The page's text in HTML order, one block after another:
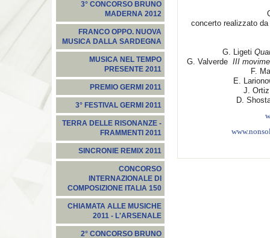
3° CONCORSO BRUNO
MADERNA 2012
FRANCO OPPO. NUOVA
MUSICA DALLA SARDEGNA
MUSICA NEL TEMPO
PRESENTE 2011
PREMIO GERMI 2011
3° FESTIVAL GERMI 2011
TERRA DELLE RISONANZE -
FRAMMENTI 2011
SINCRONIE REMIX 2011
CONCORSO
INTERNAZIONALE DI
COMPOSIZIONE ITALIA 150
CHIAMATA ALLE MUSICHE
2011 - L'ARSENALE
2° CONCORSO BRUNO
concerto realizzato
G. Ligeti
G. Valverde III
F.
E.
J.
D.